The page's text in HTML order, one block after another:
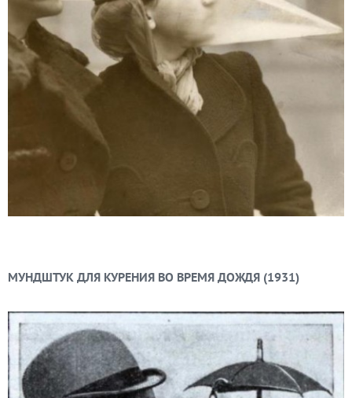
МУНДШТУК ДЛЯ КУРЕНИЯ ВО ВРЕМЯ ДОЖДЯ (1931)